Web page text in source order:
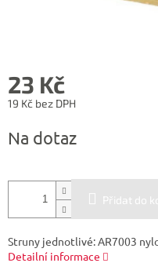
23 Kč
19 Kč bez DPH
cena:
Na dotaz
Přidat do
Struny jednotlivé: AR7003
Detailní informace